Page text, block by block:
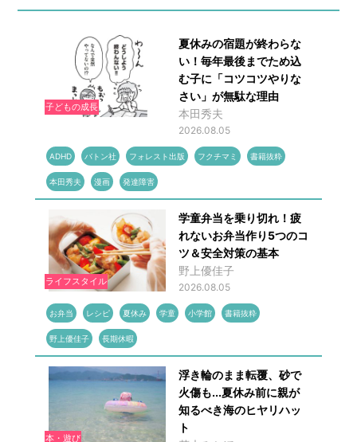
子どもの成長
夏休みの宿題が終わらな
い！毎年最後までため込
む子に「コツコツやりな
さい」が無駄な理由
本田秀夫
2026.08.05
ADHD バトン社 フォレスト出版 フクチマミ 書籍抜粋
本田秀夫 漫画 発達障害
ライフスタイル
学童弁当を乗り切れ！疲
れないお弁当作り5つのコ
ツ＆安全対策の基本
野上優佳子
2026.08.05
お弁当 レシピ 夏休み 学童 小学館 書籍抜粋
野上優佳子 長期休暇
本・遊び
浮き輪のまま転覆、砂で
火傷も...夏休み前に親が
知るべき海のヒヤリハッ
ト